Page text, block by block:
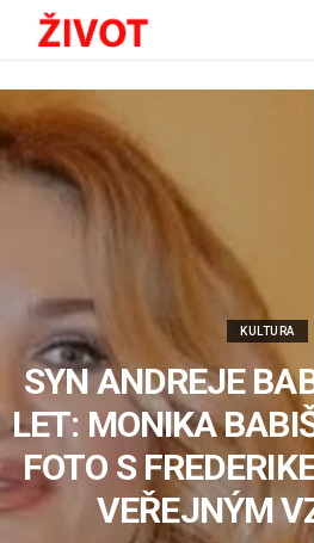
KULTURA
SYN ANDREJE
LET: MONIKA
FOTO S
VEŘEJNÝM